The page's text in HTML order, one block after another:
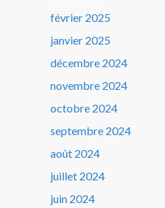
février 2025
janvier 2025
décembre 2024
novembre 2024
octobre 2024
septembre 2024
août 2024
juillet 2024
juin 2024